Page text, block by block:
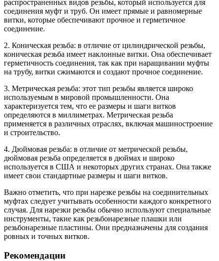
распространенных видов резьбы, который используется для
соединения муфт и труб. Он имеет прямые и равномерные
витки, которые обеспечивают прочное и герметичное
соединение.
2. Коническая резьба: в отличие от цилиндрической резьбы,
коническая резьба имеет наклонные витки. Она обеспечивает
герметичность соединения, так как при наращивании муфты
на трубу, витки сжимаются и создают прочное соединение.
3. Метрическая резьба: этот тип резьбы является широко
используемым в мировой промышленности. Она
характеризуется тем, что ее размеры и шаги витков
определяются в миллиметрах. Метрическая резьба
применяется в различных отраслях, включая машиностроение
и строительство.
4. Дюймовая резьба: в отличие от метрической резьбы,
дюймовая резьба определяется в дюймах и широко
используется в США и некоторых других странах. Она также
имеет свои стандартные размеры и шаги витков.
Важно отметить, что при нарезке резьбы на соединительных
муфтах следует учитывать особенности каждого конкретного
случая. Для нарезки резьбы обычно используют специальные
инструменты, такие как резьбонарезные плашки или
резьбонарезные пластины. Они предназначены для создания
ровных и точных витков.
Рекомендации